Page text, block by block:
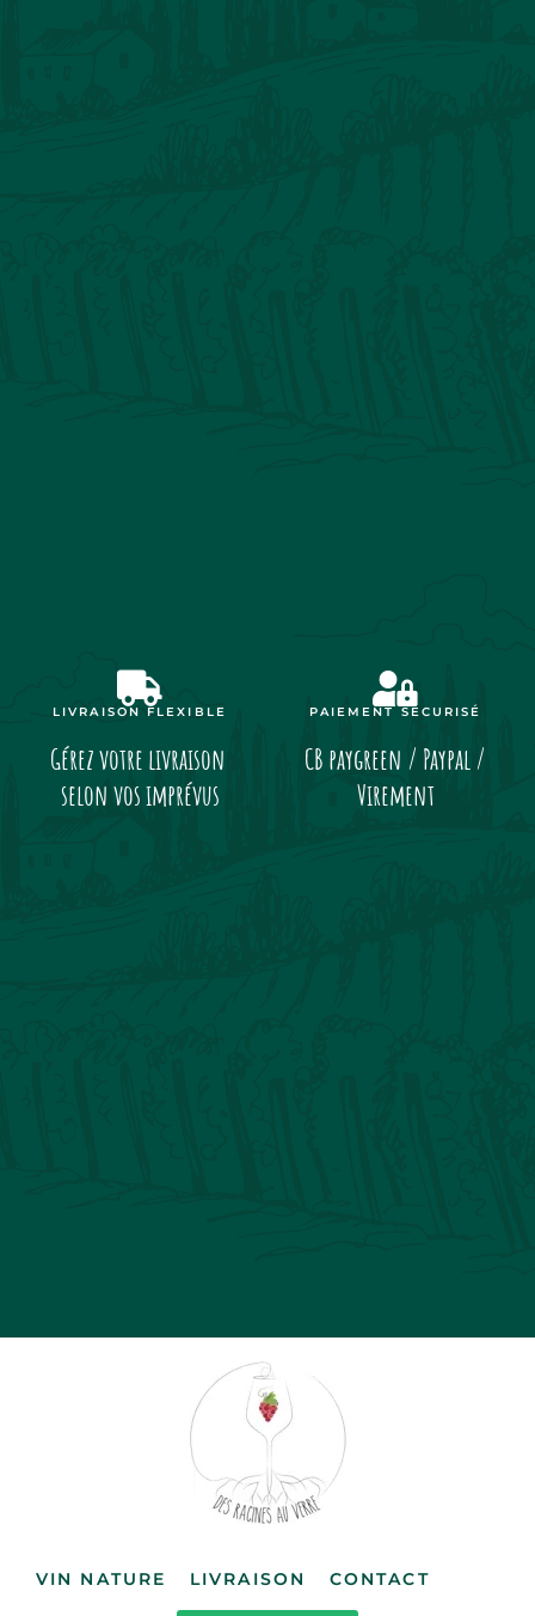
LIVRAISON FLEXIBLE
Gérez votre livraison
selon vos imprévus
PAIEMENT SÉCURISÉ
CB paygreen / Paypal /
Virement
VIN NATURE LIVRAISON CONTACT